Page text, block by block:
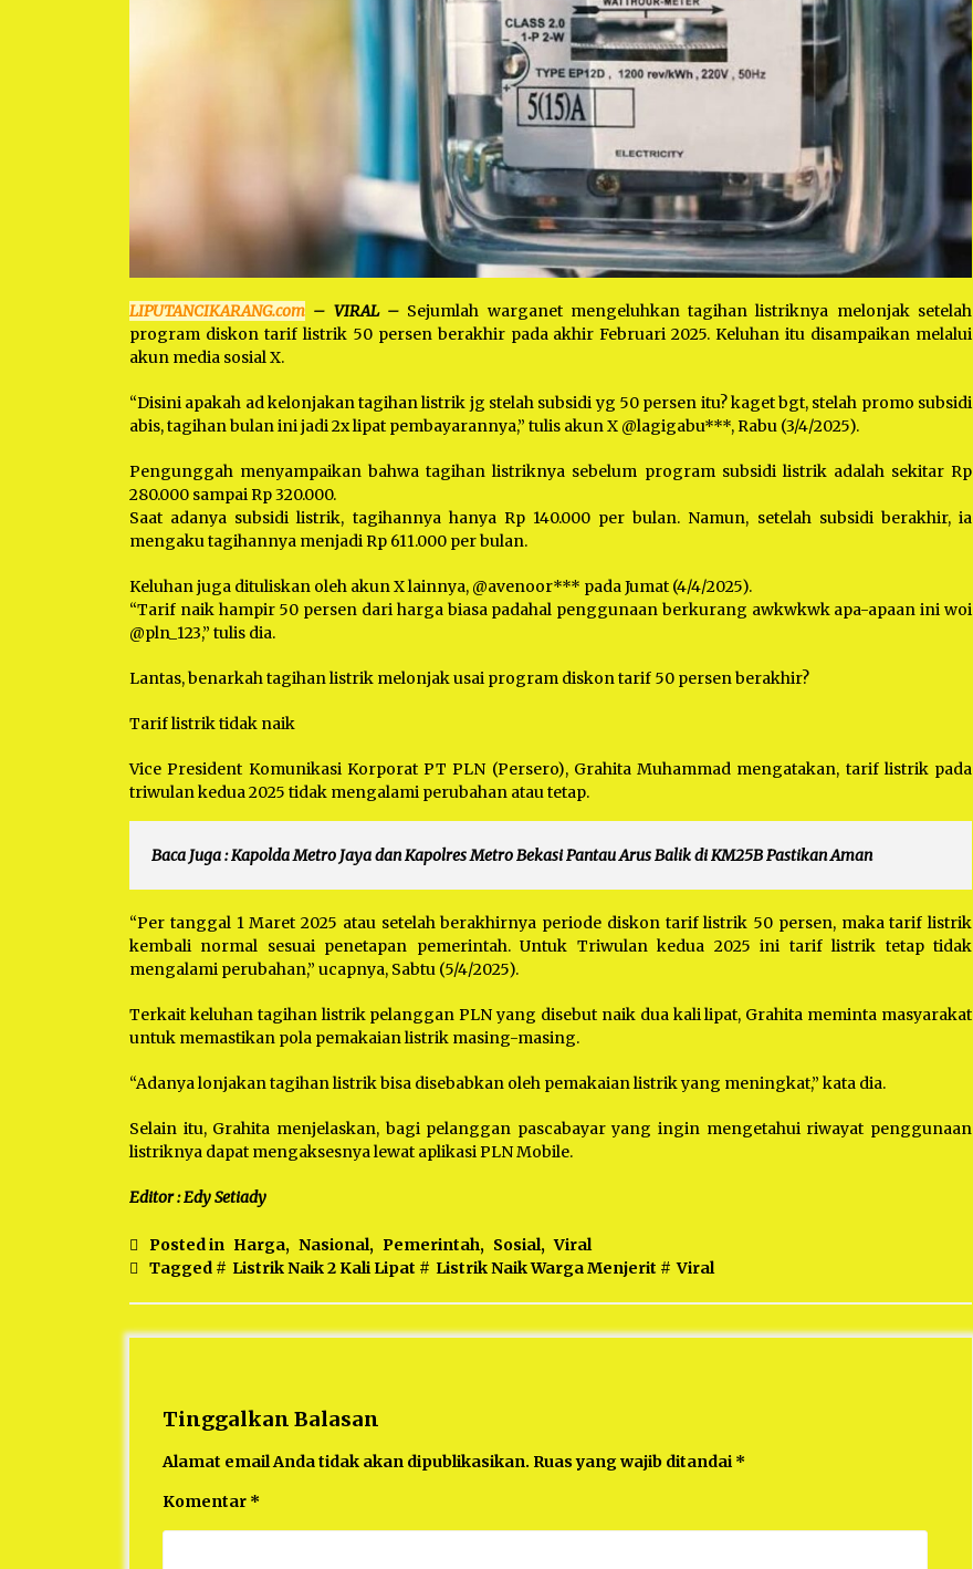
LIPUTANCIKARANG.com – VIRAL – Sejumlah warganet mengeluhkan tagihan listriknya melonjak setelah
program diskon tarif listrik 50 persen berakhir pada akhir Februari 2025. Keluhan itu disampaikan melalui
akun media sosial X.
“Disini apakah ad kelonjakan tagihan listrik jg stelah subsidi yg 50 persen itu? kaget bgt, stelah promo subsidi
abis, tagihan bulan ini jadi 2x lipat pembayarannya,” tulis akun X @lagigabu***, Rabu (3/4/2025).
Pengunggah menyampaikan bahwa tagihan listriknya sebelum program subsidi listrik adalah sekitar Rp
280.000 sampai Rp 320.000.
Saat adanya subsidi listrik, tagihannya hanya Rp 140.000 per bulan. Namun, setelah subsidi berakhir, ia
mengaku tagihannya menjadi Rp 611.000 per bulan.
Keluhan juga dituliskan oleh akun X lainnya, @avenoor*** pada Jumat (4/4/2025).
“Tarif naik hampir 50 persen dari harga biasa padahal penggunaan berkurang awkwkwk apa-apaan ini woi
@pln_123,” tulis dia.
Lantas, benarkah tagihan listrik melonjak usai program diskon tarif 50 persen berakhir?
Tarif listrik tidak naik
Vice President Komunikasi Korporat PT PLN (Persero), Grahita Muhammad mengatakan, tarif listrik pada
triwulan kedua 2025 tidak mengalami perubahan atau tetap.
Baca Juga :Kapolda Metro Jaya dan Kapolres Metro Bekasi Pantau Arus Balik di KM25B Pastikan Aman
“Per tanggal 1 Maret 2025 atau setelah berakhirnya periode diskon tarif listrik 50 persen, maka tarif listrik
kembali normal sesuai penetapan pemerintah. Untuk Triwulan kedua 2025 ini tarif listrik tetap tidak
mengalami perubahan,” ucapnya, Sabtu (5/4/2025).
Terkait keluhan tagihan listrik pelanggan PLN yang disebut naik dua kali lipat, Grahita meminta masyarakat
untuk memastikan pola pemakaian listrik masing-masing.
“Adanya lonjakan tagihan listrik bisa disebabkan oleh pemakaian listrik yang meningkat,” kata dia.
Selain itu, Grahita menjelaskan, bagi pelanggan pascabayar yang ingin mengetahui riwayat penggunaan
listriknya dapat mengaksesnya lewat aplikasi PLN Mobile.
Editor : Edy Setiady
Posted in Harga, Nasional, Pemerintah, Sosial, Viral
Tagged # Listrik Naik 2 Kali Lipat # Listrik Naik Warga Menjerit # Viral
Tinggalkan Balasan
Alamat email Anda tidak akan dipublikasikan. Ruas yang wajib ditandai *
Komentar *